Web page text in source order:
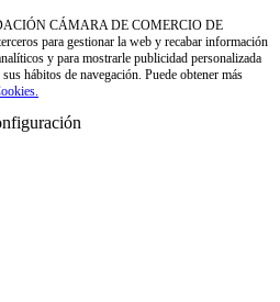
CÁMARA DE COMERCIO DE
para gestionar la web y recabar información
y para mostrarle publicidad personalizada
hábitos de navegación. Puede obtener más